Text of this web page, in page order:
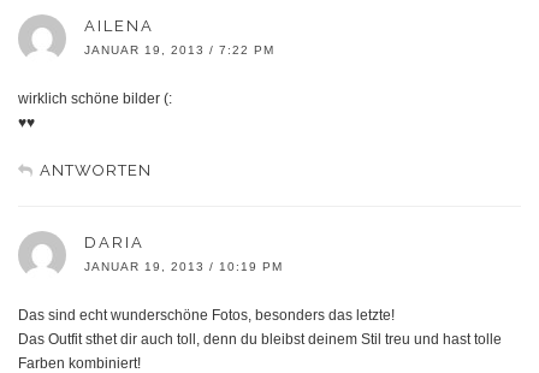
AILENA
JANUAR 19, 2013 / 7:22 PM
wirklich schöne bilder (:
♥♥
ANTWORTEN
DARIA
JANUAR 19, 2013 / 10:19 PM
Das sind echt wunderschöne Fotos, besonders das letzte!
Das Outfit sthet dir auch toll, denn du bleibst deinem Stil treu und hast tolle
Farben kombiniert!